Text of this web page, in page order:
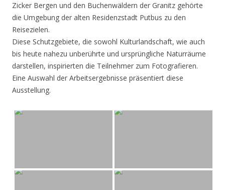
Zicker Bergen und den Buchenwäldern der Granitz gehörte
die Umgebung der alten Residenzstadt Putbus zu den
Reisezielen.
Diese Schutzgebiete, die sowohl Kulturlandschaft, wie auch
bis heute nahezu unberührte und ursprüngliche Naturräume
darstellen, inspirierten die Teilnehmer zum Fotografieren.
Eine Auswahl der Arbeitsergebnisse präsentiert diese
Ausstellung.